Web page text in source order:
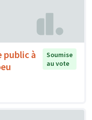
public à
Soumise
au vote